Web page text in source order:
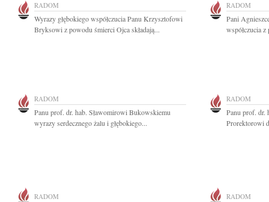
RADOM
Wyrazy głębokiego współczucia Panu Krzysztofowi
Bryksowi z powodu śmierci Ojca składają...
RADOM
Pani
współczucia
RADOM
Panu prof. dr. hab. Sławomirowi Bukowskiemu
wyrazy serdecznego żalu i głębokiego...
RADOM
Panu prof. dr.
Prorektorowi
RADOM RADOM